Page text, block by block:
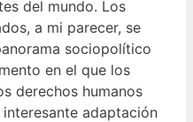
del mundo. Los
a mi parecer, se
sociopolítico
en el que los
derechos humanos
adaptación